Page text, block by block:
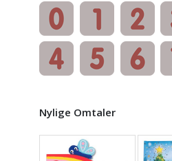
Nylige Omtaler